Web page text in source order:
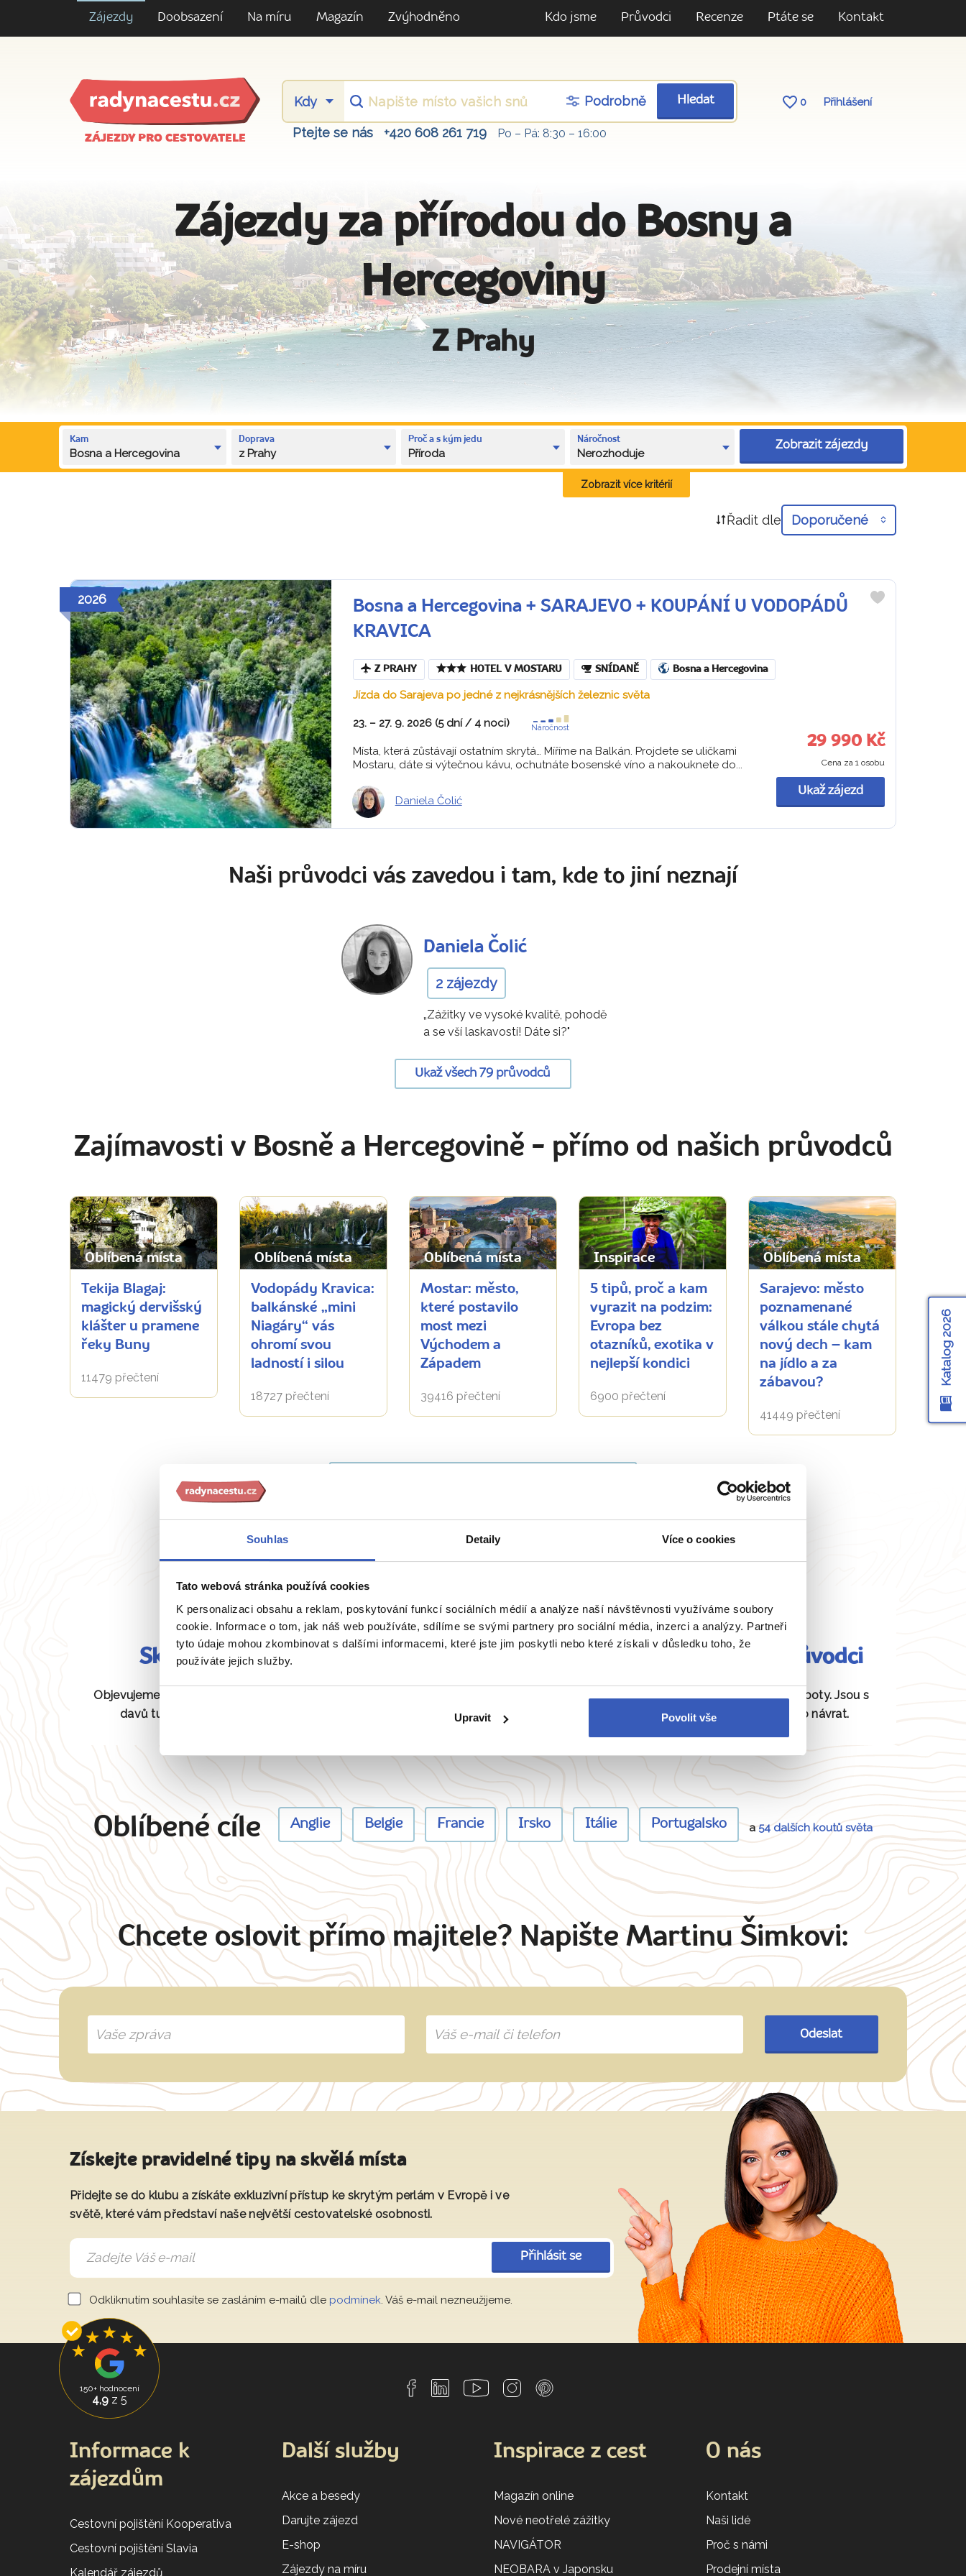
Souhlas Detaily Více o cookies
Tato webová stránka používá cookies
K personalizaci obsahu a reklam, poskytování funkcí sociálních médií a analýze naší návštěvnosti využíváme soubory
cookie. Informace o tom, jak náš web používáte, sdílíme se svými partnery pro sociální média, inzerci a analýzy. Partneři
tyto údaje mohou zkombinovat s dalšími informacemi, které jste jim poskytli nebo které získali v důsledku toho, že
používáte jejich služby.
Upravit Povolit vše
Zájezdy Doobsazení Na míru Magazín Zvýhodněno Kdo jsme Průvodci Recenze Ptáte se Kontakt
ZÁJEZDY PRO CESTOVATELE
Podrobně Hledat 0 Přihlášení
Ptejte se nás +420 608 261 719 Po – Pá: 8:30 – 16:00
Zájezdy za přírodou do Bosny a
Hercegoviny
Z Prahy
Kam
Bosna a Hercegovina
Doprava
z Prahy
Proč a s kým jedu
Příroda
Náročnost
Nerozhoduje
Zobrazit zájezdy
Zobrazit více kritérií
Řadit dle Doporučené
2026
Bosna a Hercegovina + SARAJEVO + KOUPÁNÍ U VODOPÁDŮ
KRAVICA
Z PRAHY HOTEL V MOSTARU SNÍDANĚ Bosna a Hercegovina
Jízda do Sarajeva po jedné z nejkrásnějších železnic světa
23. – 27. 9. 2026 (5 dní / 4 noci) Náročnost
Místa, která zůstávají ostatním skrytá… Míříme na Balkán. Projdete se uličkami
Mostaru, dáte si výtečnou kávu, ochutnáte bosenské víno a nakouknete do...
Daniela Čolić
29 990 Kč
Cena za 1 osobu
Ukaž zájezd
Naši průvodci vás zavedou i tam, kde to jiní neznají
Daniela Čolić
2 zájezdy
„Zážitky ve vysoké kvalitě, pohodě
a se vší laskavostí! Dáte si?"
Ukaž všech 79 průvodců
Zajímavosti v Bosně a Hercegovině - přímo od našich průvodců
Oblíbená místa
Tekija Blagaj:
magický dervišský
klášter u pramene
řeky Buny
11479 přečtení
Oblíbená místa
Vodopády Kravica:
balkánské „mini
Niagáry“ vás
ohromí svou
ladností i silou
18727 přečtení
Oblíbená místa
Mostar: město,
které postavilo
most mezi
Východem a
Západem
39416 přečtení
Inspirace
5 tipů, proč a kam
vyrazit na podzim:
Evropa bez
otazníků, exotika v
nejlepší kondici
6900 přečtení
Oblíbená místa
Sarajevo: město
poznamenané
válkou stále chytá
nový dech – kam
na jídlo a za
zábavou?
41449 přečtení
Naše péče nezná hranice
Skryté perly
Objevujeme pro vás unikátní místa bez
davů turistů, která jiní neznají.
pro dobrou atmosféru.
Fundovaní průvodci
Daná místa znají jako své boty. Jsou s
vámi od odjezdu až po návrat.
Oblíbené cíle Anglie Belgie Francie Irsko Itálie Portugalsko a54 dalších koutů světa
Chcete oslovit přímo majitele? Napište Martinu Šimkovi:
Odeslat
Získejte pravidelné tipy na skvělá místa
Přidejte se do klubu a získáte exkluzivní přístup ke skrytým perlám v Evropě i ve
světě, které vám představí naše největší cestovatelské osobnosti.
Přihlásit se
Odkliknutím souhlasíte se zasláním e-mailů dle podmínek. Váš e-mail nezneužijeme.
Katalog 2026
150+ hodnocení
4,9z 5
Informace k
zájezdům
Cestovní pojištění Kooperativa
Cestovní pojištění Slavia
Kalendář zájezdů
Další služby
Akce a besedy
Darujte zájezd
E-shop
Zájezdy na míru
Inspirace z cest
Magazín online
Nové neotřelé zážitky
NAVIGÁTOR
NEOBARA v Japonsku
O nás
Kontakt
Naši lidé
Proč s námi
Prodejní místa